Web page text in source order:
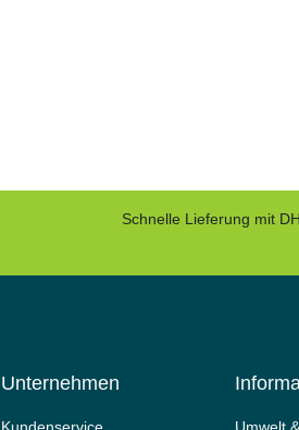
Schnelle Lieferung mit
Unternehmen